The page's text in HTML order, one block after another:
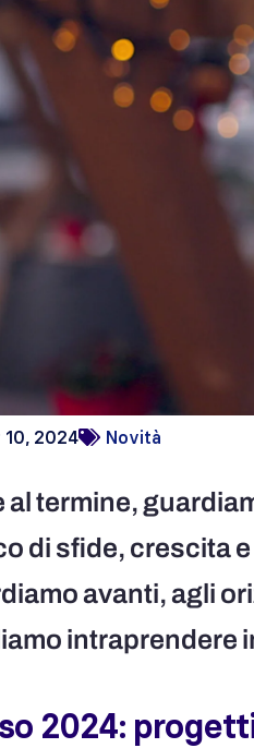
10, 2024 Novità
al termine,
di sfide, crescita
avanti, agli
intraprendere
2024: